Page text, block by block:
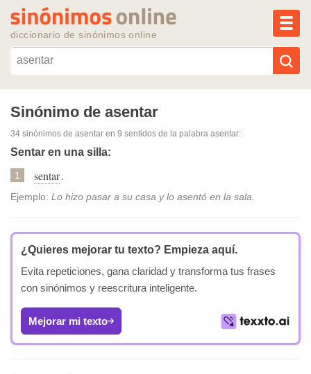
diccionario de sinónimos online
Reescribir texto con IA
Sinónimos populares
Sinónimo de asentar
34 sinónimos de asentar en 9 sentidos de la palabra asentar:
Sentar en una silla:
1 sentar.
Ejemplo: Lo hizo pasar a su casa y lo asentó en la sala.
¿Quieres mejorar tu texto? Empieza aquí.
Evita repeticiones, gana claridad y transforma tus frases
con sinónimos y reescritura inteligente.
Mejorar mi texto